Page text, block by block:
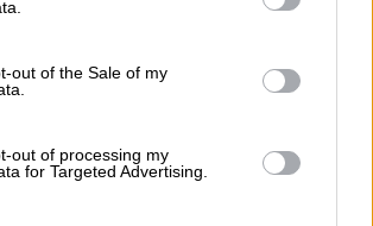
to Google and its third-party tags to
below specified purposes in below Google
out of the Sale of my
out of processing my
for Targeted Advertising.
προχώρησε σε αρκετές
λόγω απουσιών όσο και για
διατηρώντας το 4-2-3-1. Ο
θέση κάτω από τα δοκάρια,
Ρέτσο, Κουλιεράκη και
άμυνα, ενώ στο κέντρο